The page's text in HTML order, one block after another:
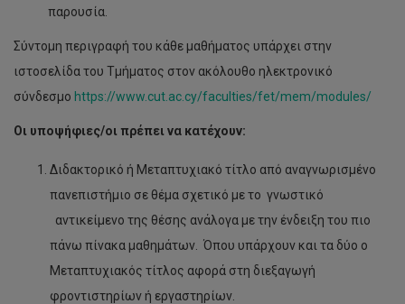
παρουσία.
Σύντομη περιγραφή του κάθε μαθήματος υπάρχει στην
ιστοσελίδα του Τμήματος στον ακόλουθο ηλεκτρονικό
σύνδεσμο https://www.cut.ac.cy/faculties/fet/mem/modules/
Οι υποψήφιες/οι πρέπει να κατέχουν:
Διδακτορικό ή Μεταπτυχιακό τίτλο από αναγνωρισμένο
πανεπιστήμιο σε θέμα σχετικό με το γνωστικό
αντικείμενο της θέσης ανάλογα με την ένδειξη του πιο
πάνω πίνακα μαθημάτων. Όπου υπάρχουν και τα δύο ο
Μεταπτυχιακός τίτλος αφορά στη διεξαγωγή
φροντιστηρίων ή εργαστηρίων.